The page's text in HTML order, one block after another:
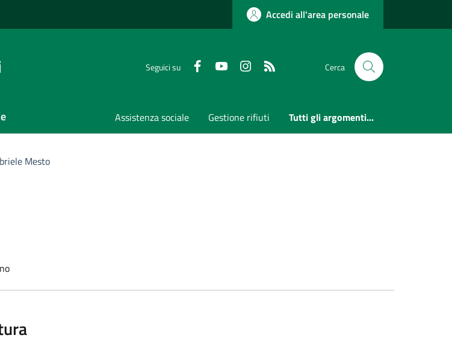
Accedi all'area personale
Seguici su FaceboookYoutubeInstagram Cerca
Assistenza sociale Gestione rifiuti Tutti gli argomenti...
Mesto